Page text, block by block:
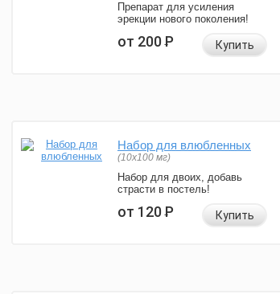
Препарат для усиления
эрекции нового поколения!
от 200Р Купить
Набор для влюбленных
(10х100 мг)
Набор для двоих, добавь
страсти в постель!
от 120Р Купить